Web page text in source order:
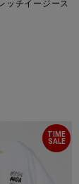
ッチイージース
TIME
SALE